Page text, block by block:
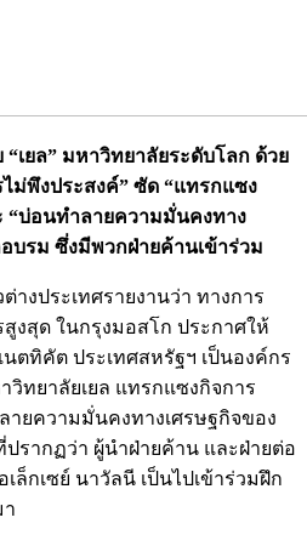
เยล” มหาวิทยาลัยระดับโลก ด้วย
ม่พึงประสงค์” ซัด “แทรกแซง
“บ่อนทำลายความมั่นคงทาง
บรม ซึ่งมีพวกฝ่ายค้านเข้าร่วม
างประเทศรายงานว่า ทางการ
งสุด ในกรุงมอสโก ประกาศให้
ตทิคัต ประเทศสหรัฐฯ เป็นองค์กร
ทยาลัยเยล แทรกแซงกิจการ
ายความมั่นคงทางเศรษฐกิจของ
ปรากฏว่า ผู้นำฝ่ายค้าน และฝ่ายต่อ
ล็กเซย์ นาวัลนี เป็นไปเข้าร่วมฝึก